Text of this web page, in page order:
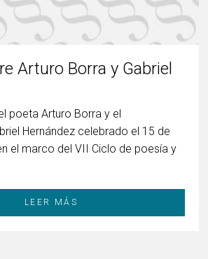
Arturo Borra y Gabriel
poeta Arturo Borra y el
Hernández celebrado el 15 de
el marco del VII Ciclo de poesía y
LEER MÁS